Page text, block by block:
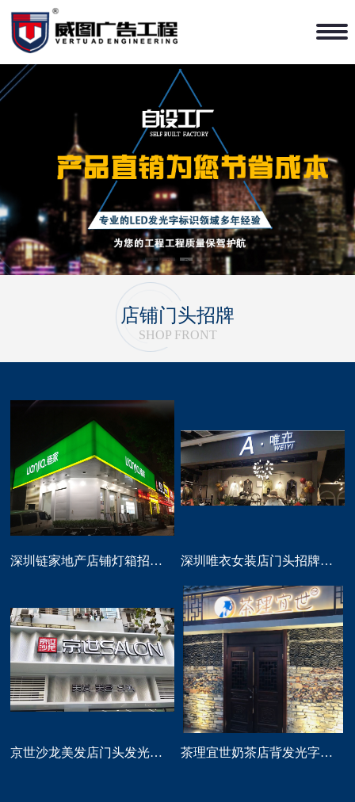
1 2 3 4
店铺门头招牌
SHOP FRONT
深圳链家地产店铺灯箱招牌定做 深圳唯衣女装店门头招牌设计制作
京世沙龙美发店门头发光字招牌定做 茶理宜世奶茶店背发光字门头招牌制作安装